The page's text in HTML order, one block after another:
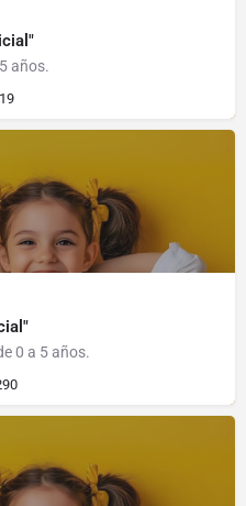
años.
0 a 5 años.